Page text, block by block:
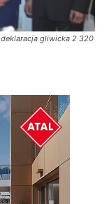
deklaracja gliwicka 2 320